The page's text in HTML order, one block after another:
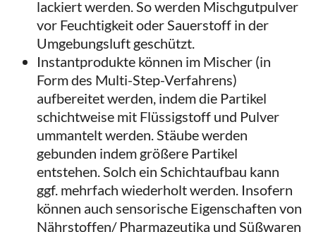
lackiert werden. So werden Mischgutpulver
vor Feuchtigkeit oder Sauerstoff in der
Umgebungsluft geschützt.
Instantprodukte können im Mischer (in
Form des Multi-Step-Verfahrens)
aufbereitet werden, indem die Partikel
schichtweise mit Flüssigstoff und Pulver
ummantelt werden. Stäube werden
gebunden indem größere Partikel
entstehen. Solch ein Schichtaufbau kann
ggf. mehrfach wiederholt werden. Insofern
können auch sensorische Eigenschaften von
Nährstoffen/ Pharmazeutika und Süßwaren